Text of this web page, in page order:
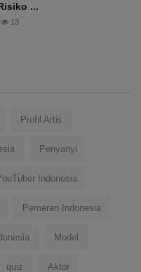
...
13
Profil Artis
Penyanyi
Indonesia
Pemeran Indonesia
Model
quiz Aktor